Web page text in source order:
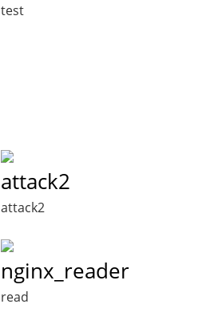
test
attack2
attack2
nginx_reader
read